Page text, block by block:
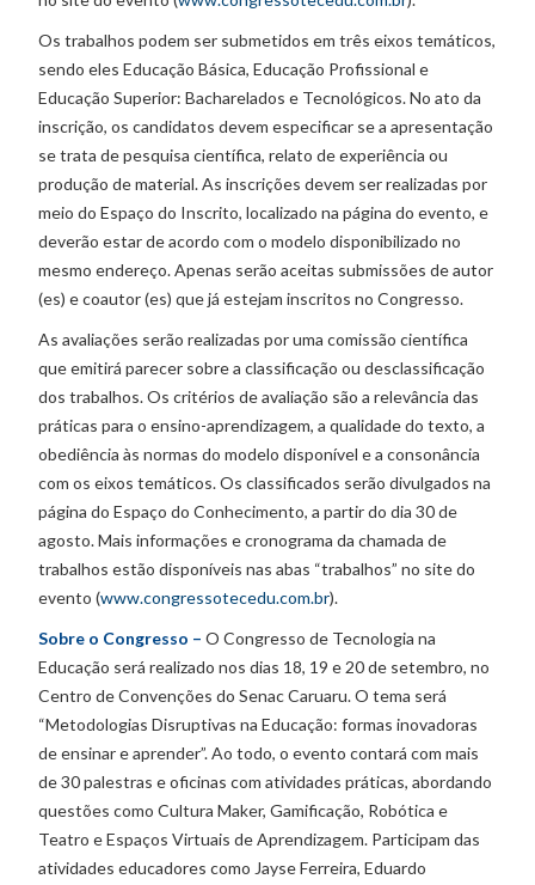
Os trabalhos podem ser submetidos em três eixos temáticos,
sendo eles Educação Básica, Educação Profissional e
Educação Superior: Bacharelados e Tecnológicos. No ato da
inscrição, os candidatos devem especificar se a apresentação
se trata de pesquisa científica, relato de experiência ou
produção de material. As inscrições devem ser realizadas por
meio do Espaço do Inscrito, localizado na página do evento, e
deverão estar de acordo com o modelo disponibilizado no
mesmo endereço. Apenas serão aceitas submissões de autor
(es) e coautor (es) que já estejam inscritos no Congresso.
As avaliações serão realizadas por uma comissão científica
que emitirá parecer sobre a classificação ou desclassificação
dos trabalhos. Os critérios de avaliação são a relevância das
práticas para o ensino-aprendizagem, a qualidade do texto, a
obediência às normas do modelo disponível e a consonância
com os eixos temáticos. Os classificados serão divulgados na
página do Espaço do Conhecimento, a partir do dia 30 de
agosto. Mais informações e cronograma da chamada de
trabalhos estão disponíveis nas abas “trabalhos” no site do
evento (www.congressotecedu.com.br).
Sobre o Congresso – O Congresso de Tecnologia na
Educação será realizado nos dias 18, 19 e 20 de setembro, no
Centro de Convenções do Senac Caruaru. O tema será
“Metodologias Disruptivas na Educação: formas inovadoras
de ensinar e aprender”. Ao todo, o evento contará com mais
de 30 palestras e oficinas com atividades práticas, abordando
questões como Cultura Maker, Gamificação, Robótica e
Teatro e Espaços Virtuais de Aprendizagem. Participam das
atividades educadores como Jayse Ferreira, Eduardo